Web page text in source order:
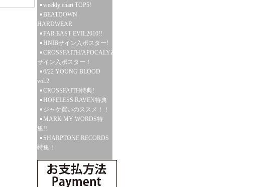
weekly chart TOP5!
BEATDOWN
HARDWEAR
FAR EAST EVIL2010!!
HNIBサイン入ポスター!
CROSSFAITH/APOCALYZE
サイン入ポスター！
6/22 YOUNG BLOOD
vol.2
CROSSFAITH特典!
HOPELESS RAVEN特典
ジャケ買いのススメ！！
MARK MY WORDS特
集!!
SHARPTONE RECORDS
特集！